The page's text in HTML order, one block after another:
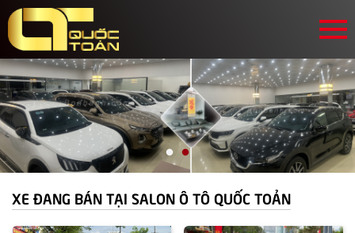
XE ĐANG BÁN TẠI SALON Ô TÔ QUỐC TOẢN